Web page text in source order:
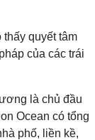
quyết tâm
của các trái
là chủ đầu
Ocean có tổng
phố, liền kề,